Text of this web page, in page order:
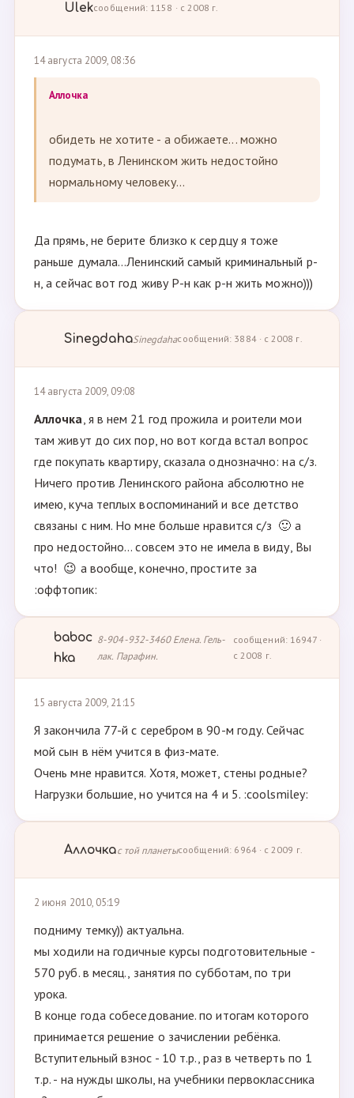
Ulekсообщений: 1158 · с 2008 г.
14 августа 2009, 08:36
Аллочка
обидеть не хотите - а обижаете... можно
подумать, в Ленинском жить недостойно
нормальному человеку...
Да прямь, не берите близко к сердцу я тоже
раньше думала...Ленинский самый криминальный р-
н, а сейчас вот год живу Р-н как р-н жить можно)))
SinegdahaSinegdahaсообщений: 3884 · с 2008 г.
14 августа 2009, 09:08
Аллочка, я в нем 21 год прожила и роители мои
там живут до сих пор, но вот когда встал вопрос
где покупать квартиру, сказала однозначно: на с/з.
Ничего против Ленинского района абсолютно не
имею, куча теплых воспоминаний и все детство
связаны с ним. Но мне больше нравится с/з 🙂 а
про недостойно... совсем это не имела в виду, Вы
что! 😉 а вообще, конечно, простите за
:оффтопик:
baboc
hka
8-904-932-3460 Елена. Гель-
лак. Парафин.
сообщений: 16947 ·
с 2008 г.
15 августа 2009, 21:15
Я закончила 77-й с серебром в 90-м году. Сейчас
мой сын в нём учится в физ-мате.
Очень мне нравится. Хотя, может, стены родные?
Нагрузки большие, но учится на 4 и 5. :coolsmiley:
Аллочкас той планетысообщений: 6964 · с 2009 г.
2 июня 2010, 05:19
подниму темку)) актуальна.
мы ходили на годичные курсы подготовительные -
570 руб. в месяц., занятия по субботам, по три
урока.
В конце года собеседование. по итогам которого
принимается решение о зачислении ребёнка.
Вступительный взнос - 10 т.р., раз в четверть по 1
т.р. - на нужды школы, на учебники первоклассника